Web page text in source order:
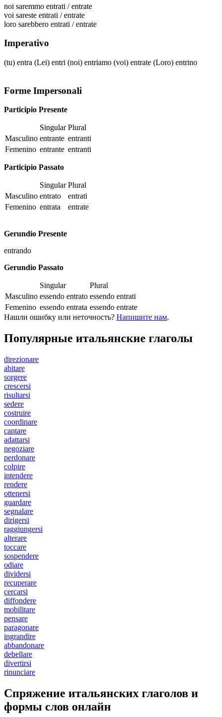
noi saremmo entrati / entrate
voi sareste entrati / entrate
loro sarebbero entrati / entrate
Imperativo
(tu) entra (Lei) entri (noi) entriamo (voi) entrate (Loro) entrino
Forme Impersonali
Participio Presente
Singular Plural
Masculino entrante entranti
Femenino entrante entranti
Participio Passato
Singular Plural
Masculino entrato
entrati
Femenino entrata entrate
Gerundio Presente
entrando
Gerundio Passato
Singular
Plural
Masculino essendo entrato essendo entrati
Femenino essendo entrata essendo entrate
Нашли ошибку или неточность? Напишите нам.
Популярные итальянские глаголы
direzionare
abitare
sorgere
crescersi
risultarsi
sedere
costruire
coordinare
cantare
adattarsi
negoziare
perdonare
colpire
intendere
rendere
ottenersi
guardare
segnalare
dirigersi
raggiungersi
alterare
toccare
sospendere
odiare
dividersi
recuperare
cercarsi
diffondere
mobilitare
pensare
paragonare
ingrandire
abbandonare
debellare
divertirsi
rinunciare
Спряжение итальянских глаголов и
формы слов онлайн